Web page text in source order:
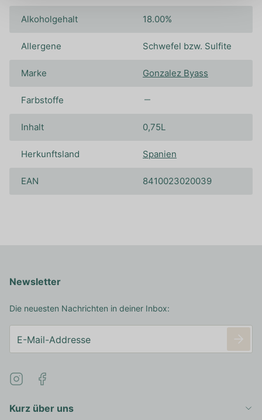
Alkoholgehalt 18.00%
Allergene Schwefel bzw. Sulfite
Marke Gonzalez Byass
Farbstoffe
Inhalt 0,75L
Herkunftsland Spanien
EAN 8410023020039
Kurz über uns
Newsletter
Die neuesten Nachrichten in deiner Inbox: